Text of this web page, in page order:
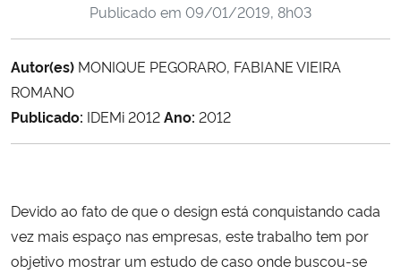
Ministério do Turismo
Ministério do Desenvolvimento Regional
Ministério da Mulher, da Família e dos Direitos Humanos
Secretaria-Geral
Publicado em 09/01/2019, 8h03
Autor(es) MONIQUE PEGORARO, FABIANE VIEIRA
ROMANO
Publicado: IDEMi 2012Ano: 2012
Devido ao fato de que o design está conquistando cada
vez mais espaço nas empresas, este trabalho tem por
objetivo mostrar um estudo de caso onde buscou-se